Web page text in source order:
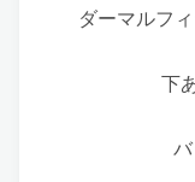
ダーマルフ
下